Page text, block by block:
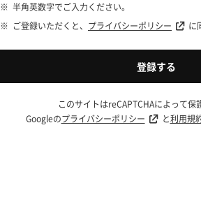
半角英数字でご入力ください。
ご登録いただくと、 プライバシーポリシー に
登録する
このサイトはreCAPTCHAによって保
Googleのプライバシーポリシー と利用規